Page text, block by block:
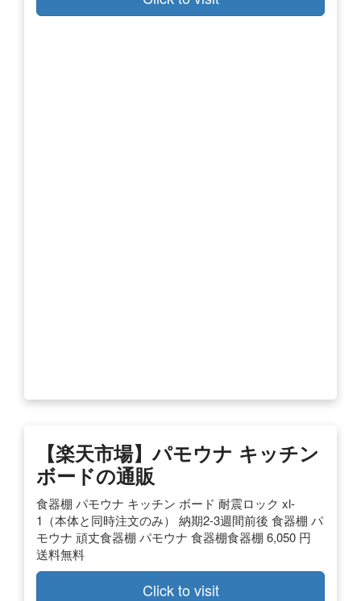
【楽天市場】パモウナ キッチン
ボードの通販
食器棚 パモウナ キッチン ボード 耐震ロック xl-
1（本体と同時注文のみ） 納期2-3週間前後 食器棚 パ
モウナ 頑丈食器棚 パモウナ 食器棚食器棚 6,050 円
送料無料
Click to visit